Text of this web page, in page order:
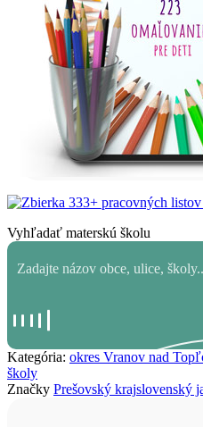
Vyhľadať materskú školu
Kategória: okres Vranov nad
školy
Značky Prešovský krajslovenský